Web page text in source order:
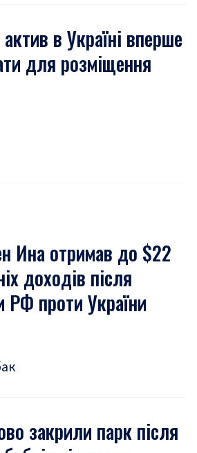
в Україні вперше
для розміщення
Ина отримав до $22
доходів після
РФ проти України
закрили парк після